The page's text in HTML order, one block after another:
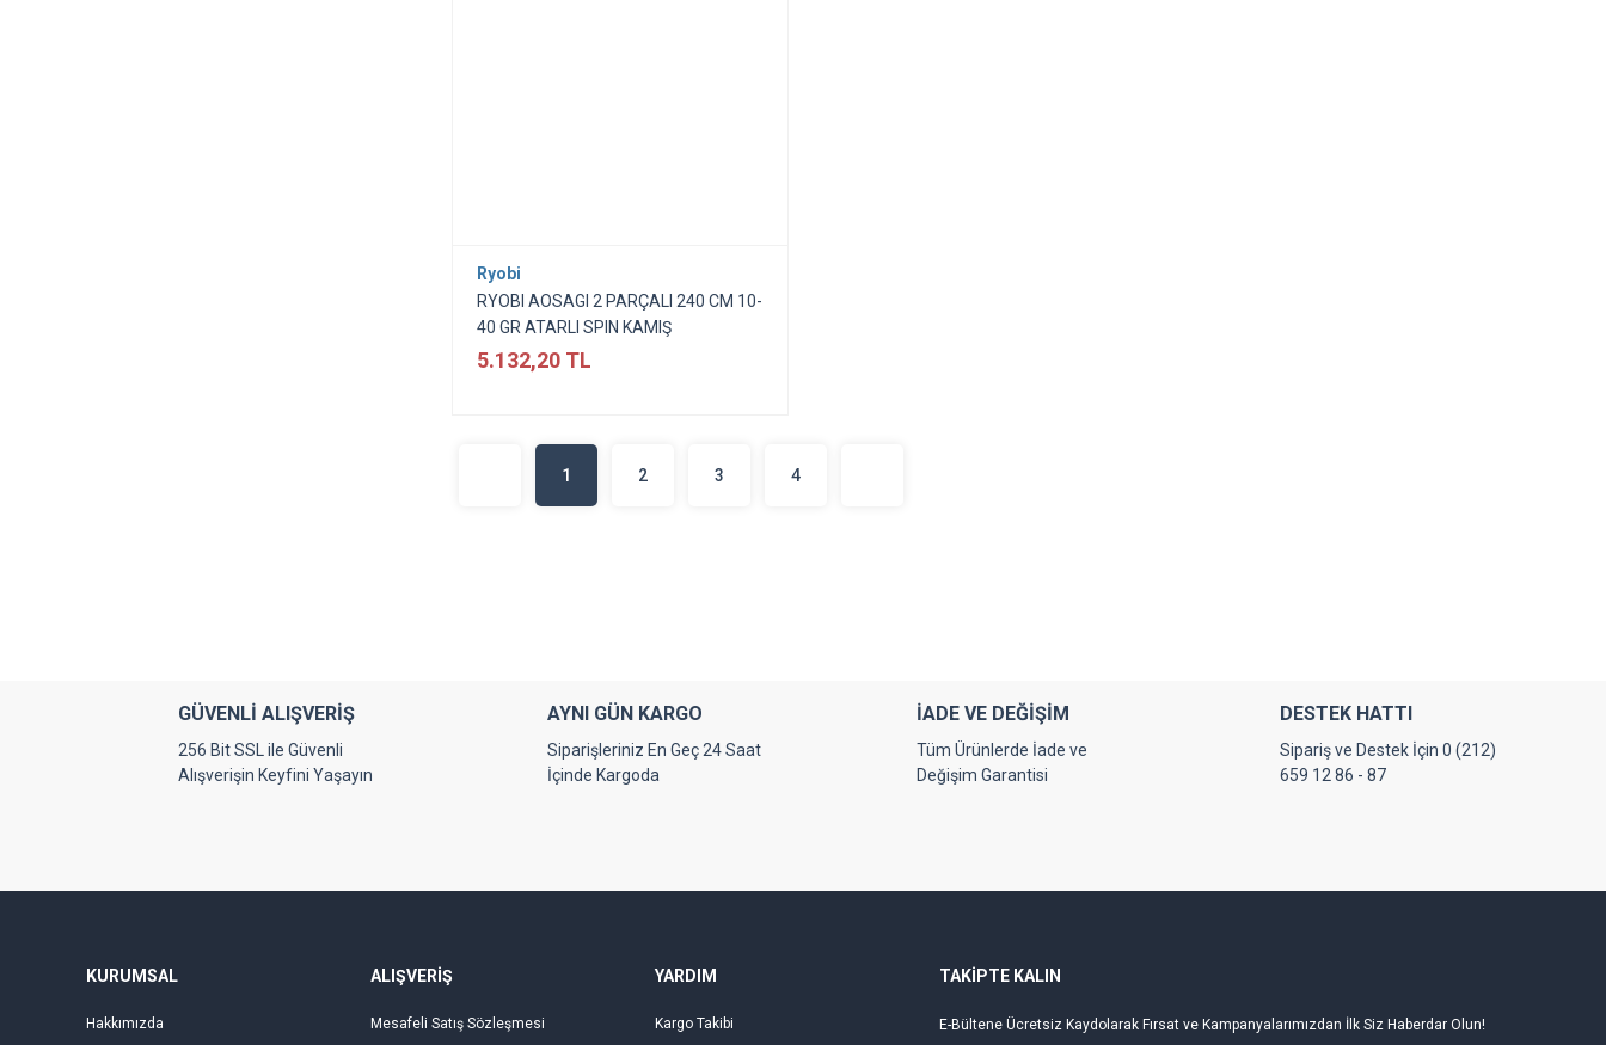
Ryobi
RYOBI AOSAGI 2 PARÇALI 240 CM 10-
40 GR ATARLI SPIN KAMIŞ
5.132,20 TL
1 2 3 4
GÜVENLİ ALIŞVERİŞ
256 Bit SSL ile Güvenli
Alışverişin Keyfini Yaşayın
AYNI GÜN KARGO
Siparişleriniz En Geç 24 Saat
İçinde Kargoda
İADE VE DEĞİŞİM
Tüm Ürünlerde İade ve
Değişim Garantisi
DESTEK HATTI
Sipariş ve Destek İçin 0 (212)
659 12 86 - 87
KURUMSAL
Hakkımızda
ALIŞVERİŞ
Mesafeli Satış Sözleşmesi
YARDIM
Kargo Takibi
TAKİPTE KALIN
E-Bültene Ücretsiz Kaydolarak Fırsat ve Kampanyalarımızdan İlk Siz Haberdar Olun!